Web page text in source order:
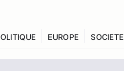
EUROPE SOCIETE